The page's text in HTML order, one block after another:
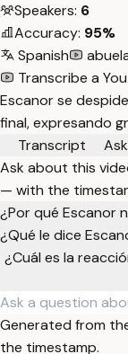
Speakers: 6
Accuracy: 95%
Spanish
Transcribe a
Escanor se
final, expresando
Transcript
Ask
Ask about this
— with the
¿Por qué Escanor
¿Qué le dice
¿Cuál es la
Generated from
the timestamp.